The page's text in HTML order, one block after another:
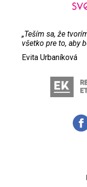
„Teším sa, že
všetko pre to, aby
Evita Urbaníková